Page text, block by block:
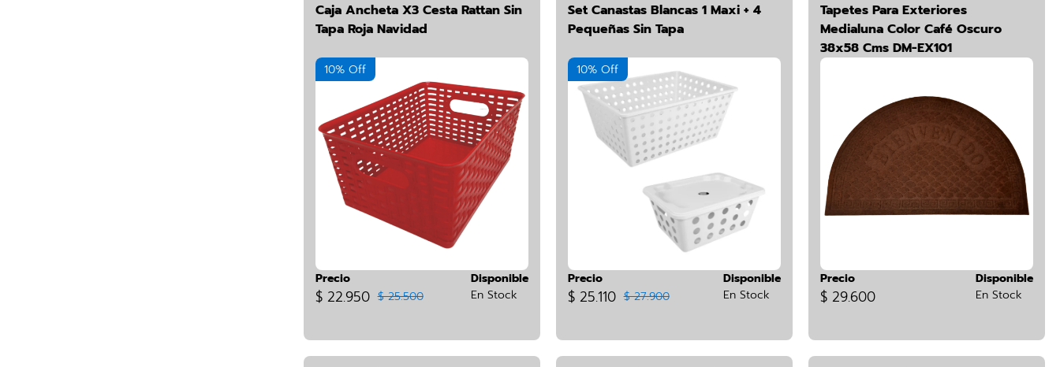
Caja Ancheta X3 Cesta Rattan Sin
Tapa Roja Navidad
10% Off
Precio
$ 22.950 $ 25.500
Disponible
En Stock
Set Canastas Blancas 1 Maxi + 4
Pequeñas Sin Tapa
10% Off
Precio
$ 25.110 $ 27.900
Disponible
En Stock
Tapetes Para Exteriores
Medialuna Color Café Oscuro
38x58 Cms DM-EX101
Precio
$ 29.600
Disponible
En Stock